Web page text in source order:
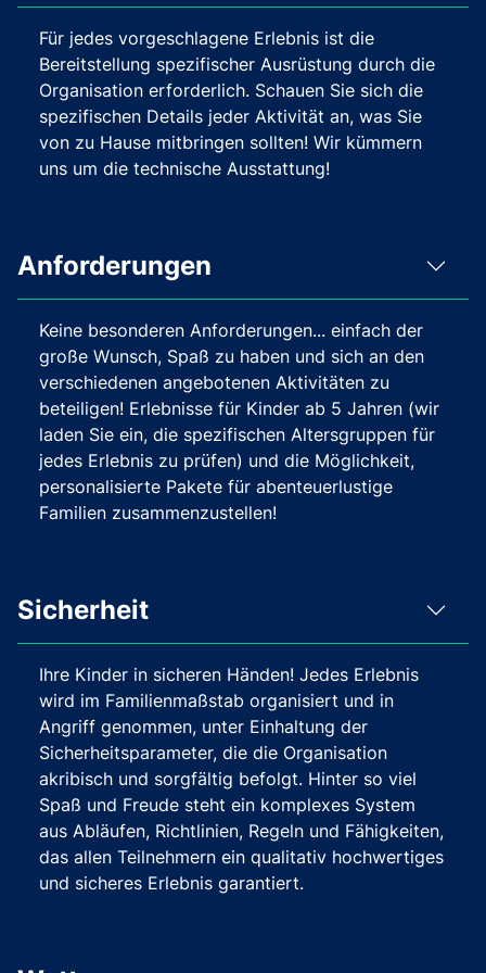
Für jedes vorgeschlagene Erlebnis ist die
Bereitstellung spezifischer Ausrüstung durch die
Organisation erforderlich. Schauen Sie sich die
spezifischen Details jeder Aktivität an, was Sie
von zu Hause mitbringen sollten! Wir kümmern
uns um die technische Ausstattung!
Anforderungen
Keine besonderen Anforderungen... einfach der
große Wunsch, Spaß zu haben und sich an den
verschiedenen angebotenen Aktivitäten zu
beteiligen! Erlebnisse für Kinder ab 5 Jahren (wir
laden Sie ein, die spezifischen Altersgruppen für
jedes Erlebnis zu prüfen) und die Möglichkeit,
personalisierte Pakete für abenteuerlustige
Familien zusammenzustellen!
Sicherheit
Ihre Kinder in sicheren Händen! Jedes Erlebnis
wird im Familienmaßstab organisiert und in
Angriff genommen, unter Einhaltung der
Sicherheitsparameter, die die Organisation
akribisch und sorgfältig befolgt. Hinter so viel
Spaß und Freude steht ein komplexes System
aus Abläufen, Richtlinien, Regeln und Fähigkeiten,
das allen Teilnehmern ein qualitativ hochwertiges
und sicheres Erlebnis garantiert.